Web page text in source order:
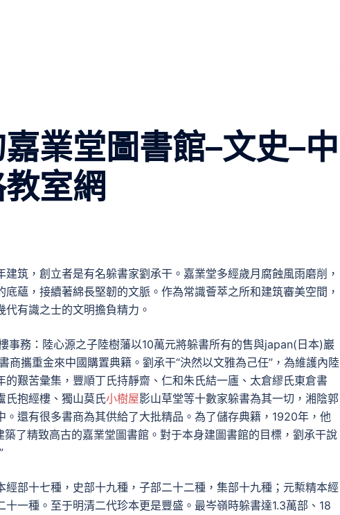
業堂圖書館–文史–中
室網
筑，創立者是有名躲書家劉承干。嘉業堂多經歲月腐蝕風雨磨削，
蘊，接續著綿長堅韌的文脈。作為常識薈萃之所和建筑審美空間，
有識之士的文明擔負精力。
事務：陸心源之子陸樹藩以10萬元將躲書所有的售與japan(日本)巖
攜重金來中國購置典籍。劉承干“決然以文雅為己任”，為維護內陸
艱苦彙集，豐順丁氏持靜齋、仁和朱氏結一廬、太倉繆氏東倉書
氏抱經樓、獨山莫氏小樹屋影山草堂等十數家躲書為其一切，湘陰郭
還有很多書商為其供給了大批精品。為了儲存典籍，1920年，他
了精致高古的嘉業堂圖書館。對于本身建圖書館的目標，劉承干說
部十七種，史部十九種，子部二十二種，集部十九種；元槧精本經
一種。至于明清二代珍本更是豐盛。最岑嶺時躲書達1.3萬部、18